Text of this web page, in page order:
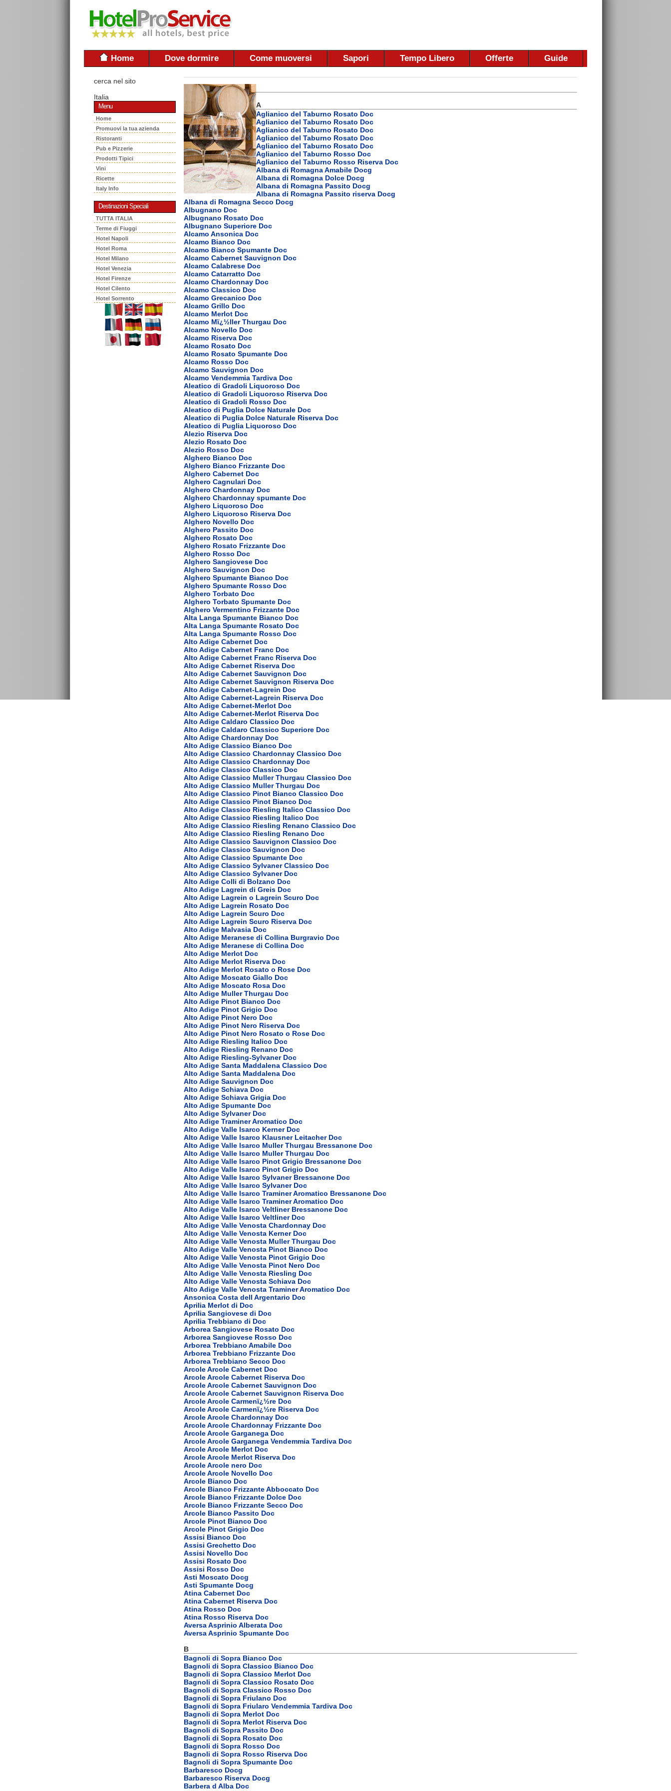
Home Dove dormire Come muoversi Sapori Tempo Libero Offerte Guide
cerca nel sito
Italia
Menu
Home
Promuovi la tua azienda
Ristoranti
Pub e Pizzerie
Prodotti Tipici
Vini
Ricette
Italy Info
Destinazioni Speciali
TUTTA ITALIA
Terme di Fiuggi
Hotel Napoli
Hotel Roma
Hotel Milano
Hotel Venezia
Hotel Firenze
Hotel Cilento
Hotel Sorrento
A
Aglianico del Taburno Rosato Doc
Aglianico del Taburno Rosato Doc
Aglianico del Taburno Rosato Doc
Aglianico del Taburno Rosato Doc
Aglianico del Taburno Rosato Doc
Aglianico del Taburno Rosso Doc
Aglianico del Taburno Rosso Riserva Doc
Albana di Romagna Amabile Docg
Albana di Romagna Dolce Docg
Albana di Romagna Passito Docg
Albana di Romagna Passito riserva Docg
Albana di Romagna Secco Docg
Albugnano Doc
Albugnano Rosato Doc
Albugnano Superiore Doc
Alcamo Ansonica Doc
Alcamo Bianco Doc
Alcamo Bianco Spumante Doc
Alcamo Cabernet Sauvignon Doc
Alcamo Calabrese Doc
Alcamo Catarratto Doc
Alcamo Chardonnay Doc
Alcamo Classico Doc
Alcamo Grecanico Doc
Alcamo Grillo Doc
Alcamo Merlot Doc
Alcamo Mï¿½ller Thurgau Doc
Alcamo Novello Doc
Alcamo Riserva Doc
Alcamo Rosato Doc
Alcamo Rosato Spumante Doc
Alcamo Rosso Doc
Alcamo Sauvignon Doc
Alcamo Vendemmia Tardiva Doc
Aleatico di Gradoli Liquoroso Doc
Aleatico di Gradoli Liquoroso Riserva Doc
Aleatico di Gradoli Rosso Doc
Aleatico di Puglia Dolce Naturale Doc
Aleatico di Puglia Dolce Naturale Riserva Doc
Aleatico di Puglia Liquoroso Doc
Alezio Riserva Doc
Alezio Rosato Doc
Alezio Rosso Doc
Alghero Bianco Doc
Alghero Bianco Frizzante Doc
Alghero Cabernet Doc
Alghero Cagnulari Doc
Alghero Chardonnay Doc
Alghero Chardonnay spumante Doc
Alghero Liquoroso Doc
Alghero Liquoroso Riserva Doc
Alghero Novello Doc
Alghero Passito Doc
Alghero Rosato Doc
Alghero Rosato Frizzante Doc
Alghero Rosso Doc
Alghero Sangiovese Doc
Alghero Sauvignon Doc
Alghero Spumante Bianco Doc
Alghero Spumante Rosso Doc
Alghero Torbato Doc
Alghero Torbato Spumante Doc
Alghero Vermentino Frizzante Doc
Alta Langa Spumante Bianco Doc
Alta Langa Spumante Rosato Doc
Alta Langa Spumante Rosso Doc
Alto Adige Cabernet Doc
Alto Adige Cabernet Franc Doc
Alto Adige Cabernet Franc Riserva Doc
Alto Adige Cabernet Riserva Doc
Alto Adige Cabernet Sauvignon Doc
Alto Adige Cabernet Sauvignon Riserva Doc
Alto Adige Cabernet-Lagrein Doc
Alto Adige Cabernet-Lagrein Riserva Doc
Alto Adige Cabernet-Merlot Doc
Alto Adige Cabernet-Merlot Riserva Doc
Alto Adige Caldaro Classico Doc
Alto Adige Caldaro Classico Superiore Doc
Alto Adige Chardonnay Doc
Alto Adige Classico Bianco Doc
Alto Adige Classico Chardonnay Classico Doc
Alto Adige Classico Chardonnay Doc
Alto Adige Classico Classico Doc
Alto Adige Classico Muller Thurgau Classico Doc
Alto Adige Classico Muller Thurgau Doc
Alto Adige Classico Pinot Bianco Classico Doc
Alto Adige Classico Pinot Bianco Doc
Alto Adige Classico Riesling Italico Classico Doc
Alto Adige Classico Riesling Italico Doc
Alto Adige Classico Riesling Renano Classico Doc
Alto Adige Classico Riesling Renano Doc
Alto Adige Classico Sauvignon Classico Doc
Alto Adige Classico Sauvignon Doc
Alto Adige Classico Spumante Doc
Alto Adige Classico Sylvaner Classico Doc
Alto Adige Classico Sylvaner Doc
Alto Adige Colli di Bolzano Doc
Alto Adige Lagrein di Greis Doc
Alto Adige Lagrein o Lagrein Scuro Doc
Alto Adige Lagrein Rosato Doc
Alto Adige Lagrein Scuro Doc
Alto Adige Lagrein Scuro Riserva Doc
Alto Adige Malvasia Doc
Alto Adige Meranese di Collina Burgravio Doc
Alto Adige Meranese di Collina Doc
Alto Adige Merlot Doc
Alto Adige Merlot Riserva Doc
Alto Adige Merlot Rosato o Rose Doc
Alto Adige Moscato Giallo Doc
Alto Adige Moscato Rosa Doc
Alto Adige Muller Thurgau Doc
Alto Adige Pinot Bianco Doc
Alto Adige Pinot Grigio Doc
Alto Adige Pinot Nero Doc
Alto Adige Pinot Nero Riserva Doc
Alto Adige Pinot Nero Rosato o Rose Doc
Alto Adige Riesling Italico Doc
Alto Adige Riesling Renano Doc
Alto Adige Riesling-Sylvaner Doc
Alto Adige Santa Maddalena Classico Doc
Alto Adige Santa Maddalena Doc
Alto Adige Sauvignon Doc
Alto Adige Schiava Doc
Alto Adige Schiava Grigia Doc
Alto Adige Spumante Doc
Alto Adige Sylvaner Doc
Alto Adige Traminer Aromatico Doc
Alto Adige Valle Isarco Kerner Doc
Alto Adige Valle Isarco Klausner Leitacher Doc
Alto Adige Valle Isarco Muller Thurgau Bressanone Doc
Alto Adige Valle Isarco Muller Thurgau Doc
Alto Adige Valle Isarco Pinot Grigio Bressanone Doc
Alto Adige Valle Isarco Pinot Grigio Doc
Alto Adige Valle Isarco Sylvaner Bressanone Doc
Alto Adige Valle Isarco Sylvaner Doc
Alto Adige Valle Isarco Traminer Aromatico Bressanone Doc
Alto Adige Valle Isarco Traminer Aromatico Doc
Alto Adige Valle Isarco Veltliner Bressanone Doc
Alto Adige Valle Isarco Veltliner Doc
Alto Adige Valle Venosta Chardonnay Doc
Alto Adige Valle Venosta Kerner Doc
Alto Adige Valle Venosta Muller Thurgau Doc
Alto Adige Valle Venosta Pinot Bianco Doc
Alto Adige Valle Venosta Pinot Grigio Doc
Alto Adige Valle Venosta Pinot Nero Doc
Alto Adige Valle Venosta Riesling Doc
Alto Adige Valle Venosta Schiava Doc
Alto Adige Valle Venosta Traminer Aromatico Doc
Ansonica Costa dell Argentario Doc
Aprilia Merlot di Doc
Aprilia Sangiovese di Doc
Aprilia Trebbiano di Doc
Arborea Sangiovese Rosato Doc
Arborea Sangiovese Rosso Doc
Arborea Trebbiano Amabile Doc
Arborea Trebbiano Frizzante Doc
Arborea Trebbiano Secco Doc
Arcole Arcole Cabernet Doc
Arcole Arcole Cabernet Riserva Doc
Arcole Arcole Cabernet Sauvignon Doc
Arcole Arcole Cabernet Sauvignon Riserva Doc
Arcole Arcole Carmenï¿½re Doc
Arcole Arcole Carmenï¿½re Riserva Doc
Arcole Arcole Chardonnay Doc
Arcole Arcole Chardonnay Frizzante Doc
Arcole Arcole Garganega Doc
Arcole Arcole Garganega Vendemmia Tardiva Doc
Arcole Arcole Merlot Doc
Arcole Arcole Merlot Riserva Doc
Arcole Arcole nero Doc
Arcole Arcole Novello Doc
Arcole Bianco Doc
Arcole Bianco Frizzante Abboccato Doc
Arcole Bianco Frizzante Dolce Doc
Arcole Bianco Frizzante Secco Doc
Arcole Bianco Passito Doc
Arcole Pinot Bianco Doc
Arcole Pinot Grigio Doc
Assisi Bianco Doc
Assisi Grechetto Doc
Assisi Novello Doc
Assisi Rosato Doc
Assisi Rosso Doc
Asti Moscato Docg
Asti Spumante Docg
Atina Cabernet Doc
Atina Cabernet Riserva Doc
Atina Rosso Doc
Atina Rosso Riserva Doc
Aversa Asprinio Alberata Doc
Aversa Asprinio Spumante Doc
B
Bagnoli di Sopra Bianco Doc
Bagnoli di Sopra Classico Bianco Doc
Bagnoli di Sopra Classico Merlot Doc
Bagnoli di Sopra Classico Rosato Doc
Bagnoli di Sopra Classico Rosso Doc
Bagnoli di Sopra Friulano Doc
Bagnoli di Sopra Friularo Vendemmia Tardiva Doc
Bagnoli di Sopra Merlot Doc
Bagnoli di Sopra Merlot Riserva Doc
Bagnoli di Sopra Passito Doc
Bagnoli di Sopra Rosato Doc
Bagnoli di Sopra Rosso Doc
Bagnoli di Sopra Rosso Riserva Doc
Bagnoli di Sopra Spumante Doc
Barbaresco Docg
Barbaresco Riserva Docg
Barbera d Alba Doc